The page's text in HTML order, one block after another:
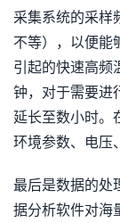
采集系统的采样
不等），以便能
引起的快速高频
钟，对于需要进
延长至数小时。
环境参数、电压
最后是数据的处
据分析软件对海